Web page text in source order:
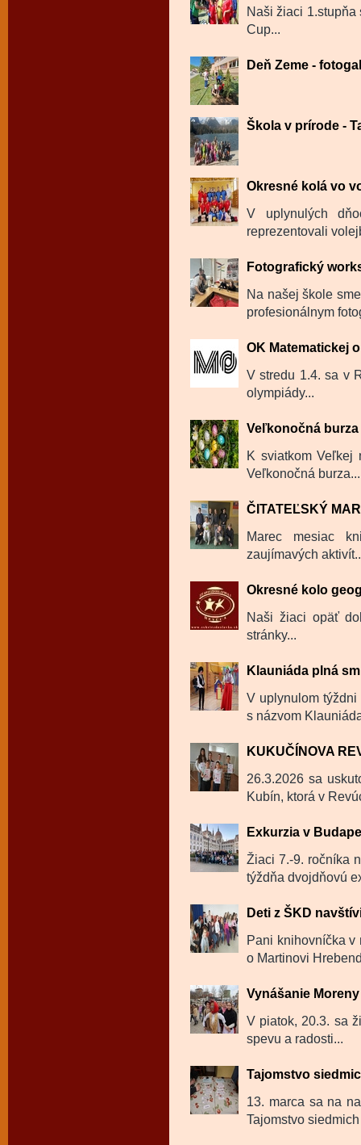
Naši žiaci
Cup...
Deň Zeme -
Škola v prírode -
Okresné kolá vo
V uplynulých
reprezentovali
Fotografický
Na našej škole
profesionálnym
OK Matematickej
V stredu 1.4. sa v
olympiády...
Veľkonočná burza
K sviatkom Veľkej
Veľkonočná burza...
ČITATEĽSKÝ
Marec mesiac
zaujímavých
Okresné kolo
Naši žiaci opäť
stránky...
Klauniáda plná
V uplynulom
s názvom
KUKUČÍNOVA
26.3.2026 sa
Kubín, ktorá v
Exkurzia v
Žiaci 7.-9. ročníka
týždňa dvojdňovú
Deti z ŠKD
Pani knihovníčka v
o Martinovi
Vynášanie
V piatok, 20.3. sa
spevu a radosti...
Tajomstvo
13. marca sa na
Tajomstvo